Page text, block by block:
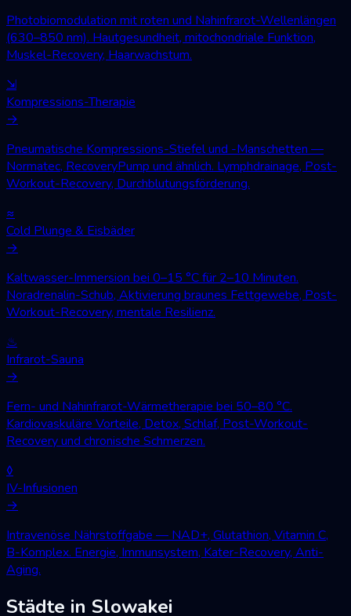
Photobiomodulation mit roten und Nahinfrarot-Wellenlängen
(630–850 nm). Hautgesundheit, mitochondriale Funktion,
Muskel-Recovery, Haarwachstum.
⇲
Kompressions-Therapie
→
Pneumatische Kompressions-Stiefel und -Manschetten —
Normatec, RecoveryPump und ähnlich. Lymphdrainage, Post-
Workout-Recovery, Durchblutungsförderung.
≈
Cold Plunge & Eisbäder
→
Kaltwasser-Immersion bei 0–15 °C für 2–10 Minuten.
Noradrenalin-Schub, Aktivierung braunes Fettgewebe, Post-
Workout-Recovery, mentale Resilienz.
♨
Infrarot-Sauna
→
Fern- und Nahinfrarot-Wärmetherapie bei 50–80 °C.
Kardiovaskuläre Vorteile, Detox, Schlaf, Post-Workout-
Recovery und chronische Schmerzen.
◊
IV-Infusionen
→
Intravenöse Nährstoffgabe — NAD+, Glutathion, Vitamin C,
B-Komplex. Energie, Immunsystem, Kater-Recovery, Anti-
Aging.
Städte in Slowakei